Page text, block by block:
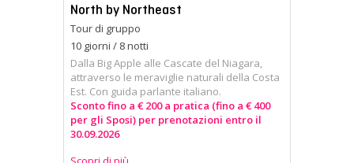
North by Northeast
Tour di gruppo
10 giorni / 8 notti
Dalla Big Apple alle Cascate del Niagara,
attraverso le meraviglie naturali della Costa
Est. Con guida parlante italiano.
Sconto fino a € 200 a pratica (fino a € 400
per gli Sposi) per prenotazioni entro il
30.09.2026